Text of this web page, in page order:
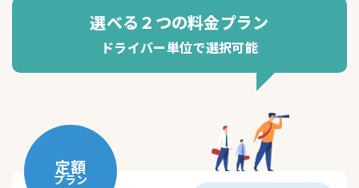
選べる２つの料金プラン
ドライバー単位で選択可能
定額
プラン